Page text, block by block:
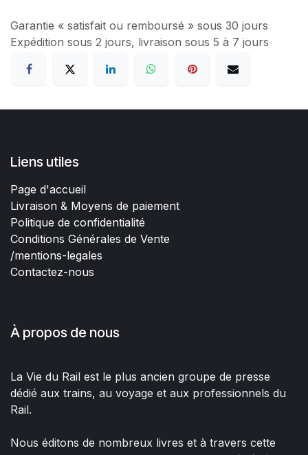
Garantie « satisfait ou remboursé » sous 30 jours
Expédition sous 2 jours, livraison sous 5 à 7 jours
Liens utiles
Page d'accueil
Livraison & Moyens de paiement
Politique de confidentialité
Conditions Générales de Vente
/mentions-legales
Contactez-nous
À propos de nous
La Vie du Rail est le plus ancien groupe de presse
dédié aux trains, au voyage et aux professionnels du
Rail.
Nous éditons de nombreux livres et à travers cette